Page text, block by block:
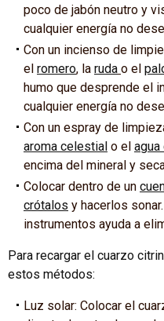
poco de jabón neutro y
cualquier energía no
Con un incienso de
el romero, la ruda o el
humo que desprende el
cualquier energía no
Con un espray de
aroma celestial o el
encima del mineral y
Colocar dentro de un
crótalos y hacerlos
instrumentos ayuda a
Para recargar el cuarzo
estos métodos:
Luz solar: Colocar el